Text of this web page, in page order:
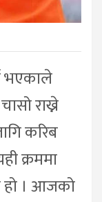
भएकाले
राख्ने
करिब
क्रममा
हो । आजको